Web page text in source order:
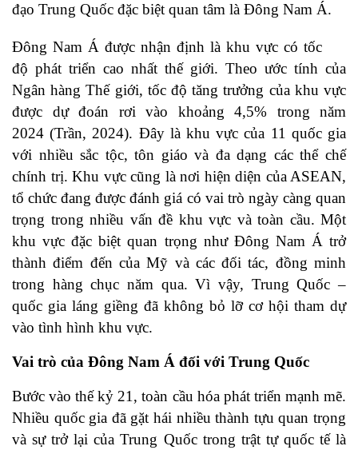
đạo Trung Quốc đặc biệt quan tâm là Đông Nam Á.
Đông Nam Á được nhận định là khu vực có tốc
độ phát triển cao nhất thế giới. Theo ước tính của
Ngân hàng Thế giới, tốc độ tăng trưởng của khu vực
được dự đoán rơi vào khoảng 4,5% trong năm
2024 (Trần, 2024). Đây là khu vực của 11 quốc gia
với nhiều sắc tộc, tôn giáo và đa dạng các thể chế
chính trị. Khu vực cũng là nơi hiện diện của ASEAN,
tổ chức đang được đánh giá có vai trò ngày càng quan
trọng trong nhiều vấn đề khu vực và toàn cầu. Một
khu vực đặc biệt quan trọng như Đông Nam Á trở
thành điểm đến của Mỹ và các đối tác, đồng minh
trong hàng chục năm qua. Vì vậy, Trung Quốc –
quốc gia láng giềng đã không bỏ lỡ cơ hội tham dự
vào tình hình khu vực.
Vai trò của Đông Nam Á đối với Trung Quốc
Bước vào thế kỷ 21, toàn cầu hóa phát triển mạnh mẽ.
Nhiều quốc gia đã gặt hái nhiều thành tựu quan trọng
và sự trở lại của Trung Quốc trong trật tự quốc tế là